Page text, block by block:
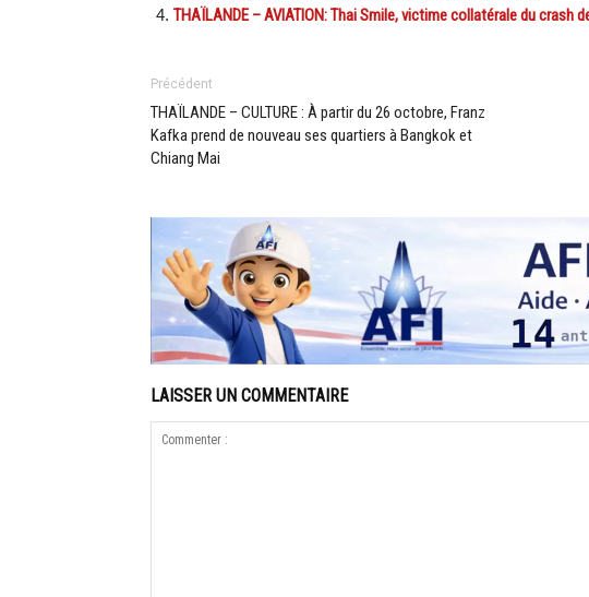
THAÏLANDE – AVIATION: Thai Smile, victime collatérale du crash
Précédent
THAÏLANDE – CULTURE : À partir du 26 octobre, Franz
Kafka prend de nouveau ses quartiers à Bangkok et
Chiang Mai
LAISSER UN COMMENTAIRE